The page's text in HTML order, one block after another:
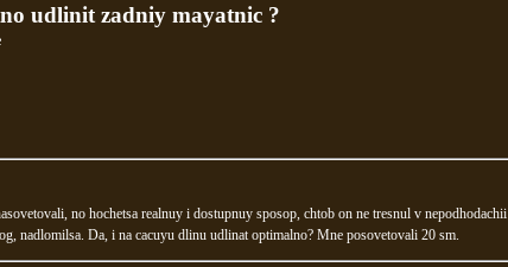
udlinit zadniy mayatnic ?
no hochetsa realnuy i dostupnuy sposop, chtob on ne tresnul v nepodhodachii
nadlomilsa. Da, i na cacuyu dlinu udlinat optimalno? Mne posovetovali 20 sm.